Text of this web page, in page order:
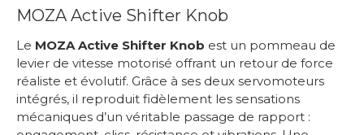
MOZA Active Shifter Knob
Le MOZA Active Shifter Knob est un pommeau de
levier de vitesse motorisé offrant un retour de force
réaliste et évolutif. Grâce à ses deux servomoteurs
intégrés, il reproduit fidèlement les sensations
mécaniques d’un véritable passage de rapport :